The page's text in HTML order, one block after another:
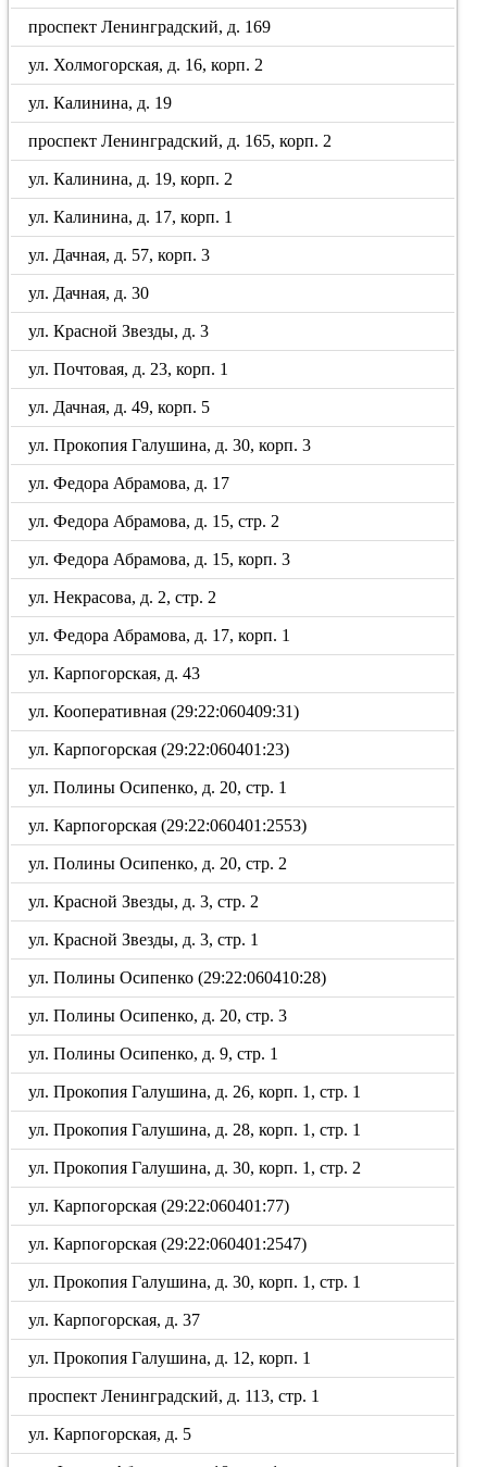
проспект Ленинградский, д. 169
ул. Холмогорская, д. 16, корп. 2
ул. Калинина, д. 19
проспект Ленинградский, д. 165, корп. 2
ул. Калинина, д. 19, корп. 2
ул. Калинина, д. 17, корп. 1
ул. Дачная, д. 57, корп. 3
ул. Дачная, д. 30
ул. Красной Звезды, д. 3
ул. Почтовая, д. 23, корп. 1
ул. Дачная, д. 49, корп. 5
ул. Прокопия Галушина, д. 30, корп. 3
ул. Федора Абрамова, д. 17
ул. Федора Абрамова, д. 15, стр. 2
ул. Федора Абрамова, д. 15, корп. 3
ул. Некрасова, д. 2, стр. 2
ул. Федора Абрамова, д. 17, корп. 1
ул. Карпогорская, д. 43
ул. Кооперативная (29:22:060409:31)
ул. Карпогорская (29:22:060401:23)
ул. Полины Осипенко, д. 20, стр. 1
ул. Карпогорская (29:22:060401:2553)
ул. Полины Осипенко, д. 20, стр. 2
ул. Красной Звезды, д. 3, стр. 2
ул. Красной Звезды, д. 3, стр. 1
ул. Полины Осипенко (29:22:060410:28)
ул. Полины Осипенко, д. 20, стр. 3
ул. Полины Осипенко, д. 9, стр. 1
ул. Прокопия Галушина, д. 26, корп. 1, стр. 1
ул. Прокопия Галушина, д. 28, корп. 1, стр. 1
ул. Прокопия Галушина, д. 30, корп. 1, стр. 2
ул. Карпогорская (29:22:060401:77)
ул. Карпогорская (29:22:060401:2547)
ул. Прокопия Галушина, д. 30, корп. 1, стр. 1
ул. Карпогорская, д. 37
ул. Прокопия Галушина, д. 12, корп. 1
проспект Ленинградский, д. 113, стр. 1
ул. Карпогорская, д. 5